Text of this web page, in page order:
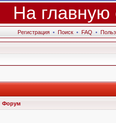
На главную
Регистрация • Поиск • FAQ •
Форум